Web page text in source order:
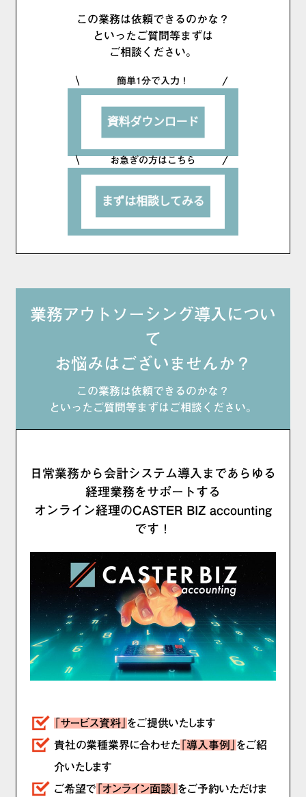
この業務は依頼できるのかな？
といったご質問等まずは
ご相談ください。
簡単1分で入力！
お急ぎの方はこちら
業務アウトソーシング導入につい
て
お悩みはございませんか？
この業務は依頼できるのかな？
といったご質問等まずはご相談ください。
日常業務から会計システム導入まであらゆる
経理業務をサポートする
オンライン経理のCASTER BIZ accounting
です！
「サービス資料」 をご提供いたします
貴社の業種業界に合わせた 「導入事例」 をご紹
介いたします
ご希望で 「オンライン面談」 をご予約いただけま